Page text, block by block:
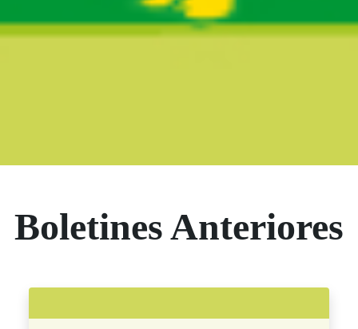
Boletines Anteriores